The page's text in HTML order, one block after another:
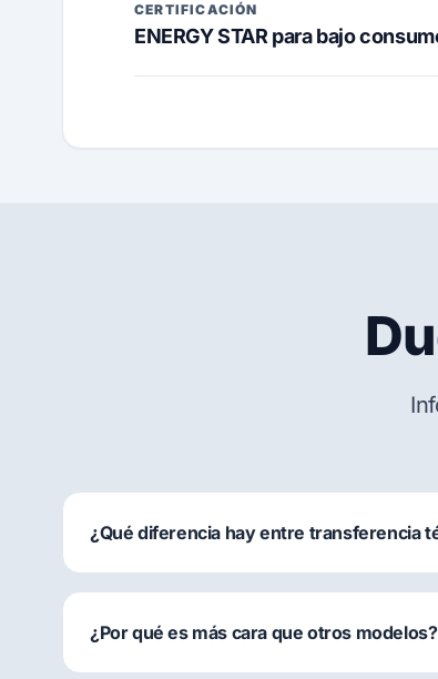
CERTIFICACIÓN
ENERGY STAR para bajo
¿Qué diferencia hay entre transferencia
¿Por qué es más cara que otros modelos?